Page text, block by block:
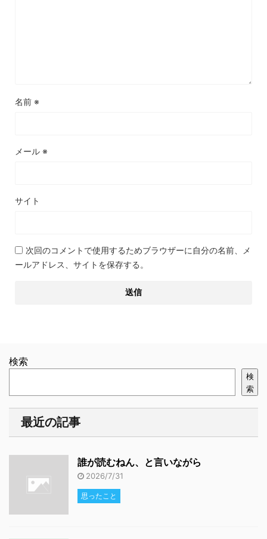
名前 ※
メール ※
サイト
次回のコメントで使用するためブラウザーに自分の名前、メ
ールアドレス、サイトを保存する。
検索
検
索
最近の記事
誰が読むねん、と言いながら
2026/7/31
思ったこと